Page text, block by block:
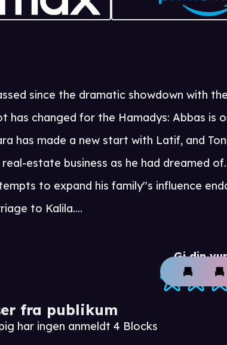
Gi din
fra publikum
har ingen anmeldt 4 Blocks
since the dramatic showdown with the
has changed for the Hamadys: Abbas is
has made a new start with Latif, and
estate business as he had dreamed of.
to expand his family''s influence
to Kalila....